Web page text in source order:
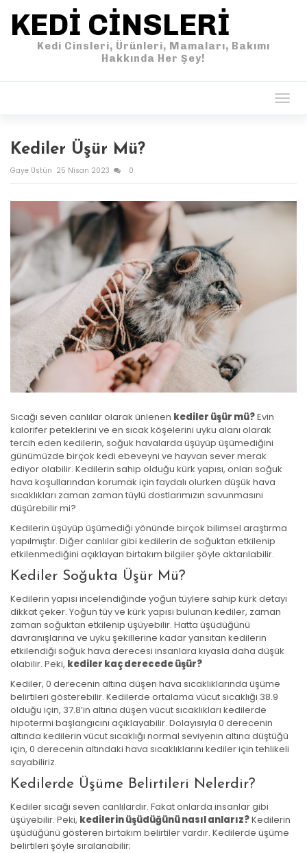
KEDI CINSLERI
Kedi Cinsleri, Ürünleri, Mamaları, Bakımı
Hakkında Her Şey!
Kediler Üşür Mü?
Gaye Üstün 25 Nisan 2023 0
Sıcağı seven canlılar olarak ünlenen kediler üşür mü?Evin
kalorifer peteklerini ve en sıcak köşelerini uyku alanı olarak
tercih eden kedilerin, soğuk havalarda üşüyüp üşümediğini
günümüzde birçok kedi ebeveyni ve hayvan sever merak
ediyor olabilir. Kedilerin sahip olduğu kürk yapısı, onları soğuk
hava koşullarından korumak için faydalı olurken düşük hava
sıcaklıkları zaman zaman tüylü dostlarımızın savunmasını
düşürebilir mi?
Kedilerin üşüyüp üşümediği yönünde birçok bilimsel araştırma
yapılmıştır. Diğer canlılar gibi kedilerin de soğuktan etkilenip
etkilenmediğini açıklayan birtakım bilgiler şöyle aktarılabilir.
Kediler Soğukta Üşür Mü?
Kedilerin yapısı incelendiğinde yoğun tüylere sahip kürk detayı
dikkat çeker. Yoğun tüy ve kürk yapısı bulunan kediler, zaman
zaman soğuktan etkilenip üşüyebilir. Hatta üşüdüğünü
davranışlarına ve uyku şekillerine kadar yansıtan kedilerin
etkilendiği soğuk hava derecesi insanlara kıyasla daha düşük
olabilir. Peki, kediler kaç derecede üşür?
Kediler, 0 derecenin altına düşen hava sıcaklıklarında üşüme
belirtileri gösterebilir. Kedilerde ortalama vücut sıcaklığı 38.9
olduğu için, 37.8’in altına düşen vücut sıcaklıkları kedilerde
hipotermi başlangıcını açıklayabilir. Dolayısıyla 0 derecenin
altında kedilerin vücut sıcaklığı normal seviyenin altına düştüğü
için, 0 derecenin altındaki hava sıcaklıklarını kediler için tehlikeli
sayabiliriz.
Kedilerde Üşüme Belirtileri Nelerdir?
Kediler sıcağı seven canlılardır. Fakat onlarda insanlar gibi
üşüyebilir. Peki, kedilerin üşüdüğünü nasıl anlarız?Kedilerin
üşüdüğünü gösteren birtakım belirtiler vardır. Kedilerde üşüme
belirtileri şöyle sıralanabilir;